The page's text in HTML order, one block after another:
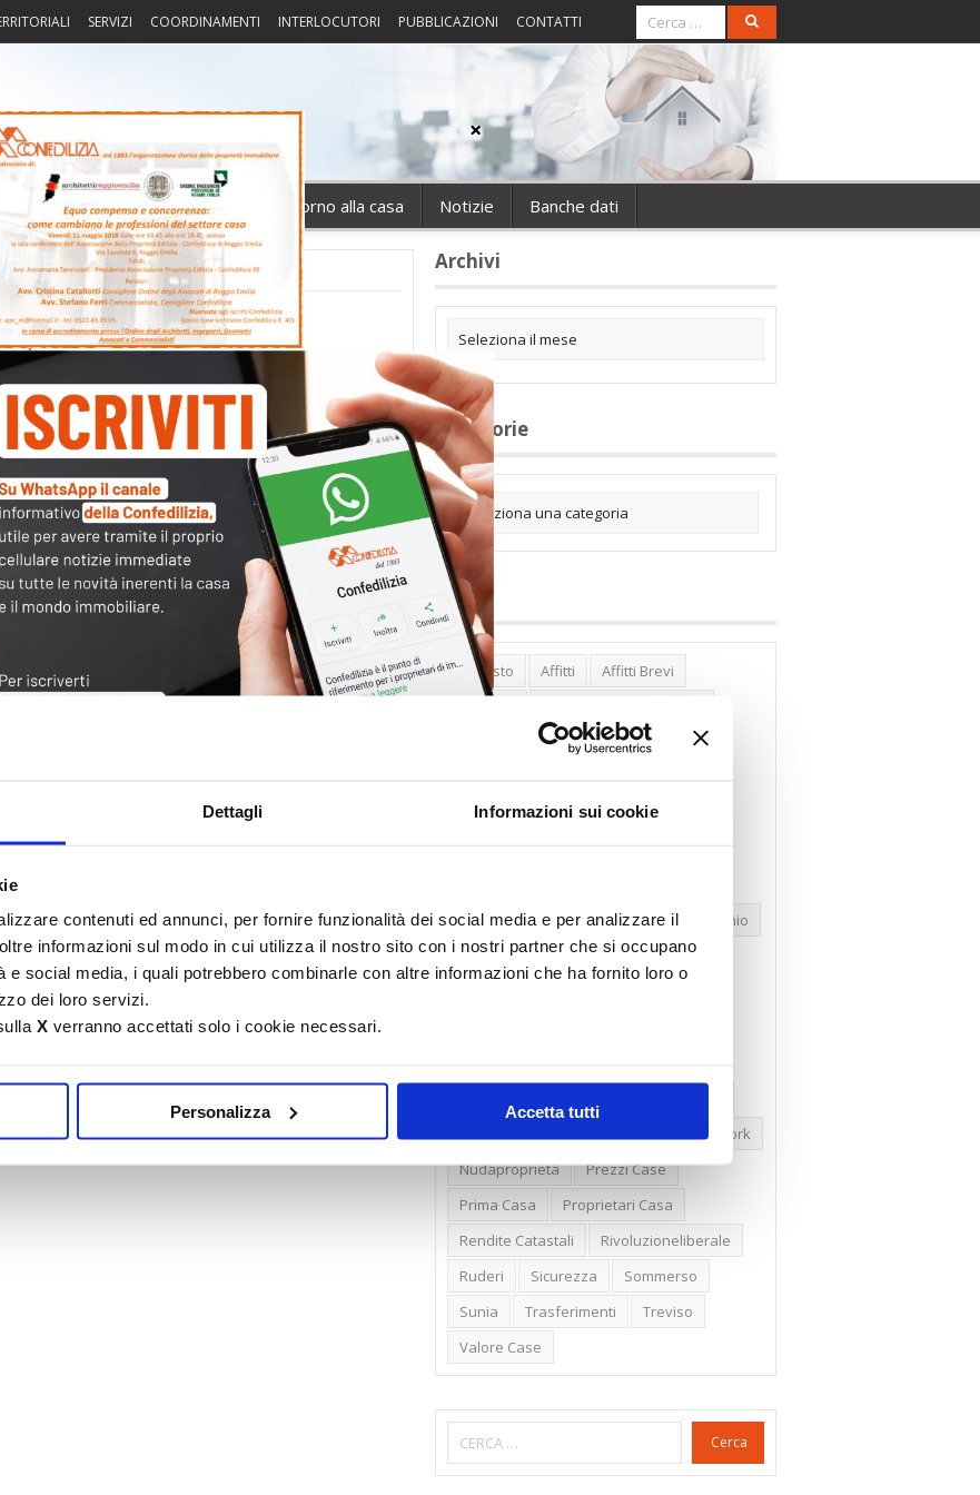
Dettagli Informazioni sui cookie
contenuti ed annunci, per fornire funzionalità dei social media e per analizzare il
informazioni sul modo in cui utilizza il nostro sito con i nostri partner che si occupano
e social media, i quali potrebbero combinarle con altre informazioni che ha fornito loro o
dei loro servizi.
X verranno accettati solo i cookie necessari.
Personalizza Accetta tutti
SERVIZI COORDINAMENTI INTERLOCUTORI PUBBLICAZIONI CONTATTI
Fisco Portierato Intorno alla casa Notizie Banche dati
Archivi
Categorie
Tag
30posto Affitti
Affitti Brevi
Banca Woolwich
Bilocali
Cambioabitazione
Carenza Alloggi
Compravendite Immobiliari
Condominio
Confcommercio
Confedilizia.EU
New York
Nudaproprietà
Prezzi Case
Prima Casa
Proprietari Casa
Rendite Catastali
Rivoluzioneliberale
Ruderi
Sicurezza
Sommerso
Sunia
Trasferimenti
Treviso
Valore Case
Cerca